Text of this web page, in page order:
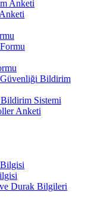
Anketi
Güvenliği Bildirim
Sistemi
Anketi
Bilgisi
Durak Bilgileri